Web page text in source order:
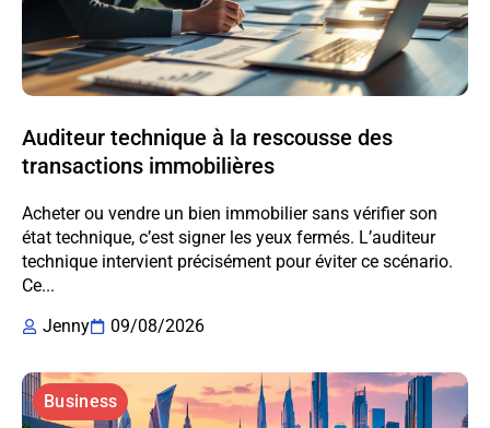
Auditeur technique à la rescousse des
transactions immobilières
Acheter ou vendre un bien immobilier sans vérifier son
état technique, c’est signer les yeux fermés. L’auditeur
technique intervient précisément pour éviter ce scénario.
Ce...
Jenny
09/08/2026
Business